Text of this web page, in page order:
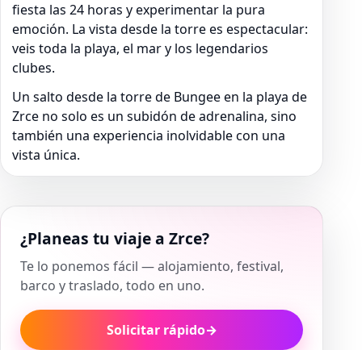
fiesta las 24 horas y experimentar la pura
emoción. La vista desde la torre es espectacular:
veis toda la playa, el mar y los legendarios
clubes.
Un salto desde la torre de Bungee en la playa de
Zrce no solo es un subidón de adrenalina, sino
también una experiencia inolvidable con una
vista única.
¿Planeas tu viaje a Zrce?
Te lo ponemos fácil — alojamiento, festival,
barco y traslado, todo en uno.
Solicitar rápido→